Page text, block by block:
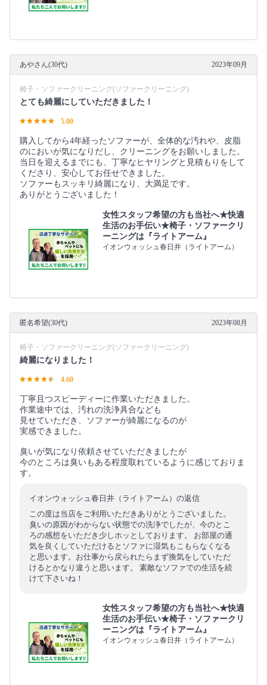
あやさん(30代) 2023年09月
椅子・ソファークリーニング(ソファークリーニング)
とても綺麗にしていただきました！
5.00
購入してから4年経ったソファーが、全体的な汚れや、皮脂
のにおいが気になりだし、クリーニングをお願いしました。
当日を迎えるまでにも、丁寧なヒヤリングと見積もりをして
くださり、安心してお任せできました。
ソファーもスッキリ綺麗になり、大満足です。
ありがとうございました！
女性スタッフ希望の方も当社へ★快適
生活のお手伝い★椅子・ソファークリ
ーニングは『ライトアーム』
イオンウォッシュ春日井（ライトアーム）
匿名希望(30代) 2023年08月
椅子・ソファークリーニング(ソファークリーニング)
綺麗になりました！
4.60
丁寧且つスピーディーに作業いただきました。
作業途中では、汚れの洗浄具合なども
見せていただき、ソファーが綺麗になるのが
実感できました。
臭いが気になり依頼させていただきましたが
今のところは臭いもある程度取れているように感じておりま
す。
イオンウォッシュ春日井（ライトアーム）の返信
この度は当店をご利用いただきありがとうございました。
臭いの原因がわからない状態での洗浄でしたが、今のとこ
ろの感想をいただき少しホッとしております。 お部屋の通
気を良くしていただけるとソファに湿気もこもらなくなる
と思います。お仕事から戻られたらまず換気をしていただ
けるとかなり違うと思います。 素敵なソファでの生活を続
けて下さいね！
女性スタッフ希望の方も当社へ★快適
生活のお手伝い★椅子・ソファークリ
ーニングは『ライトアーム』
イオンウォッシュ春日井（ライトアーム）